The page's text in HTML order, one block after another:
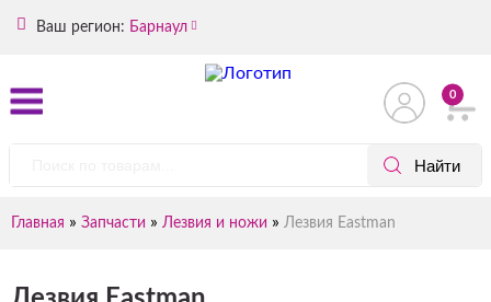
Ваш регион: Барнаул
0
Главная » Запчасти » Лезвия и ножи » Лезвия Eastman